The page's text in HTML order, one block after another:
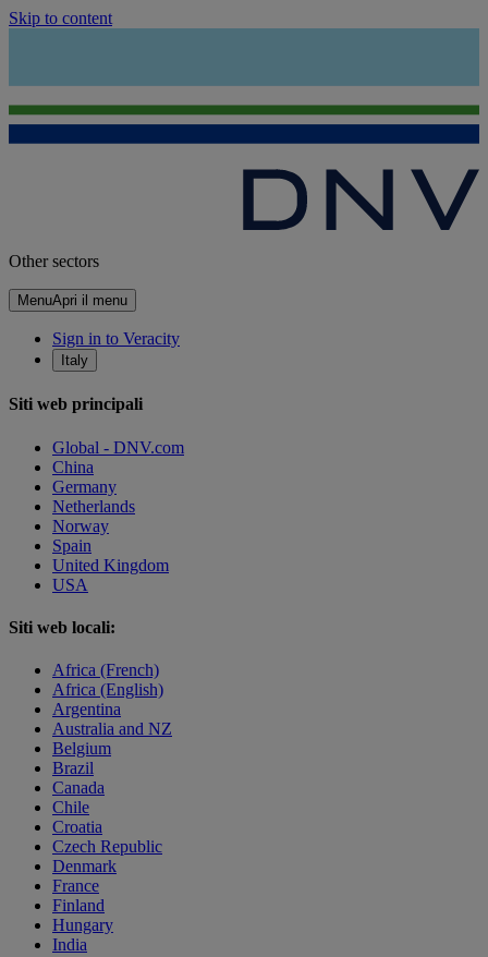
Skip to content
Other sectors
MenuApri il menu
Sign in to Veracity
Italy
Siti web principali
Global - DNV.com
China
Germany
Netherlands
Norway
Spain
United Kingdom
USA
Siti web locali:
Africa (French)
Africa (English)
Argentina
Australia and NZ
Belgium
Brazil
Canada
Chile
Croatia
Czech Republic
Denmark
France
Finland
Hungary
India